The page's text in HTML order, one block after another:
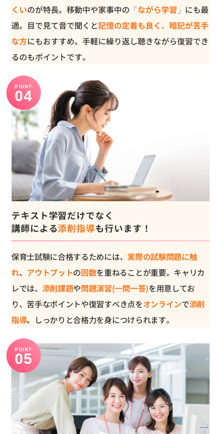
くいのが特長。移動中や家事中の「ながら学習 」にも最
適。目で見て音で聞くと記憶の定着も良く、暗記が苦手
な方にもおすすめ。手軽に繰り返し聴きながら復習でき
るのもポイントです。
POINT
テキスト学習だけでなく
講師による添削指導も行います！
保育士試験に合格するためには、 実際の試験問題に触
れ、 アウトプットの回数を重ねることが重要。キャリカ
レでは、 添削課題や問題演習(一問一答)を用意してお
り、苦手なポイントや復習すべき点をオンラインで添削
指導。しっかりと合格力を身につけられます。
POINT